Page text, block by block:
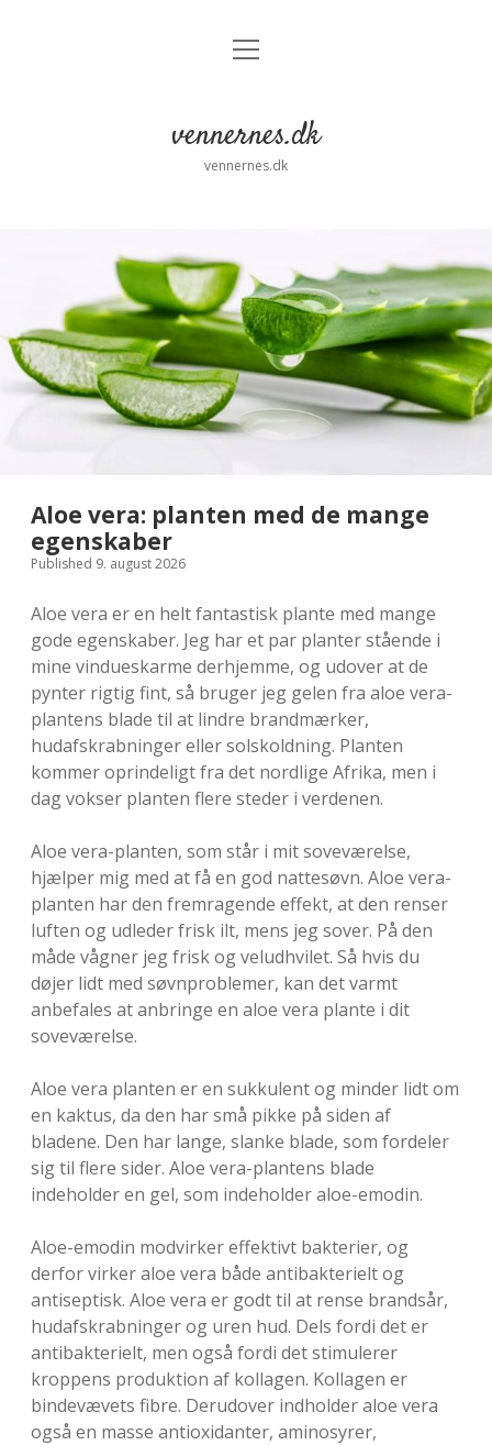
open
vennernes.dk
vennernes.dk
Aloe vera: planten med de mange
egenskaber
Published 9. august 2026
Aloe vera er en helt fantastisk plante med mange
gode egenskaber. Jeg har et par planter stående i
mine vindueskarme derhjemme, og udover at de
pynter rigtig fint, så bruger jeg gelen fra aloe vera-
plantens blade til at lindre brandmærker,
hudafskrabninger eller solskoldning. Planten
kommer oprindeligt fra det nordlige Afrika, men i
dag vokser planten flere steder i verdenen.
Aloe vera-planten, som står i mit soveværelse,
hjælper mig med at få en god nattesøvn. Aloe vera-
planten har den fremragende effekt, at den renser
luften og udleder frisk ilt, mens jeg sover. På den
måde vågner jeg frisk og veludhvilet. Så hvis du
døjer lidt med søvnproblemer, kan det varmt
anbefales at anbringe en aloe vera plante i dit
soveværelse.
Aloe vera planten er en sukkulent og minder lidt om
en kaktus, da den har små pikke på siden af
bladene. Den har lange, slanke blade, som fordeler
sig til flere sider. Aloe vera-plantens blade
indeholder en gel, som indeholder aloe-emodin.
Aloe-emodin modvirker effektivt bakterier, og
derfor virker aloe vera både antibakterielt og
antiseptisk. Aloe vera er godt til at rense brandsår,
hudafskrabninger og uren hud. Dels fordi det er
antibakterielt, men også fordi det stimulerer
kroppens produktion af kollagen. Kollagen er
bindevævets fibre. Derudover indholder aloe vera
også en masse antioxidanter, aminosyrer,